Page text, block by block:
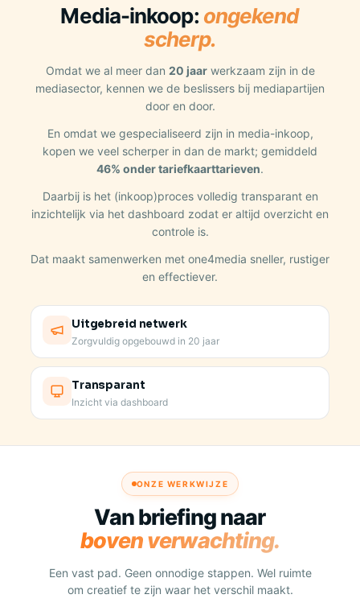
Media-inkoop: ongekend
scherp.
Omdat we al meer dan 20 jaarwerkzaam zijn in de
mediasector, kennen we de beslissers bij mediapartijen
door en door.
En omdat we gespecialiseerd zijn in media-inkoop,
kopen we veel scherper in dan de markt; gemiddeld
46% onder tariefkaarttarieven.
Daarbij is het (inkoop)proces volledig transparant en
inzichtelijk via het dashboard zodat er altijd overzicht en
controle is.
Dat maakt samenwerken met one4media sneller, rustiger
en effectiever.
Uitgebreid netwerk
Zorgvuldig opgebouwd in 20 jaar
Transparant
Inzicht via dashboard
ONZE WERKWIJZE
Van briefing naar
boven verwachting.
Een vast pad. Geen onnodige stappen. Wel ruimte
om creatief te zijn waar het verschil maakt.